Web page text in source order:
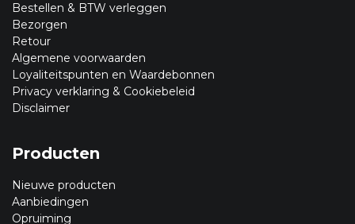
Bestellen & BTW verleggen
Bezorgen
Retour
Algemene voorwaarden
Loyaliteitspunten en Waardebonnen
Privacy verklaring & Cookiebeleid
Disclaimer
Producten
Nieuwe producten
Aanbiedingen
Opruiming